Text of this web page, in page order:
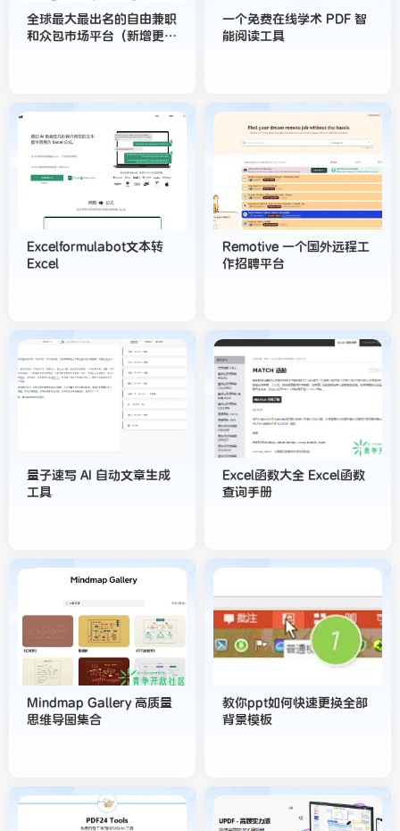
全球最大最出名的自由兼职
和众包市场平台（新增更
一个免费在线学术 PDF 智
能阅读工具
Excelformulabot文本转
Excel
Remotive 一个国外远程工
作招聘平台
量子速写 AI 自动文章生成
工具
Excel函数大全 Excel函数
查询手册
Mindmap Gallery 高质量
思维导图集合
教你ppt如何快速更换全部
背景模板